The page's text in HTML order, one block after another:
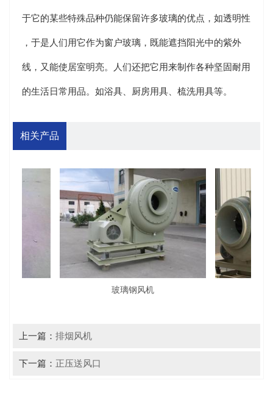
于它的某些特殊品种仍能保留许多玻璃的优点，如透明性
，于是人们用它作为窗户玻璃，既能遮挡阳光中的紫外
线，又能使居室明亮。人们还把它用来制作各种坚固耐用
的生活日常用品。如浴具、厨房用具、梳洗用具等。
相关产品
玻璃钢风机
上一篇： 排烟风机
下一篇： 正压送风口